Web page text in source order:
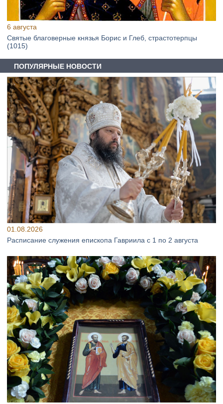
6 августа
Святые благоверные князья Борис и Глеб, страстотерпцы
(1015)
ПОПУЛЯРНЫЕ НОВОСТИ
01.08.2026
Расписание служения епископа Гавриила с 1 по 2 августа